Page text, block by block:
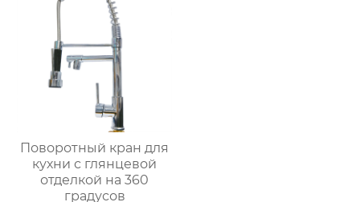
Поворотный кран для
кухни с глянцевой
отделкой на 360
градусов